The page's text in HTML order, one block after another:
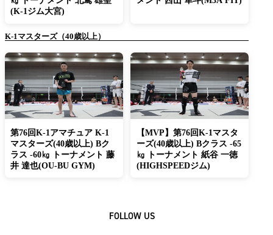
(K-1ジム大宮)
K-1マスターズ（40歳以上）
第76回K-1アマチュア K-1
マスターズ(40歳以上) Bク
ラス -60㎏ トーナメント 藤
井 達也(OU-BU GYM)
【MVP】第76回K-1マスタ
ーズ(40歳以上) Bクラス -65
㎏ トーナメント 紙谷 一徳
(HIGHSPEEDジム)
FOLLOW US